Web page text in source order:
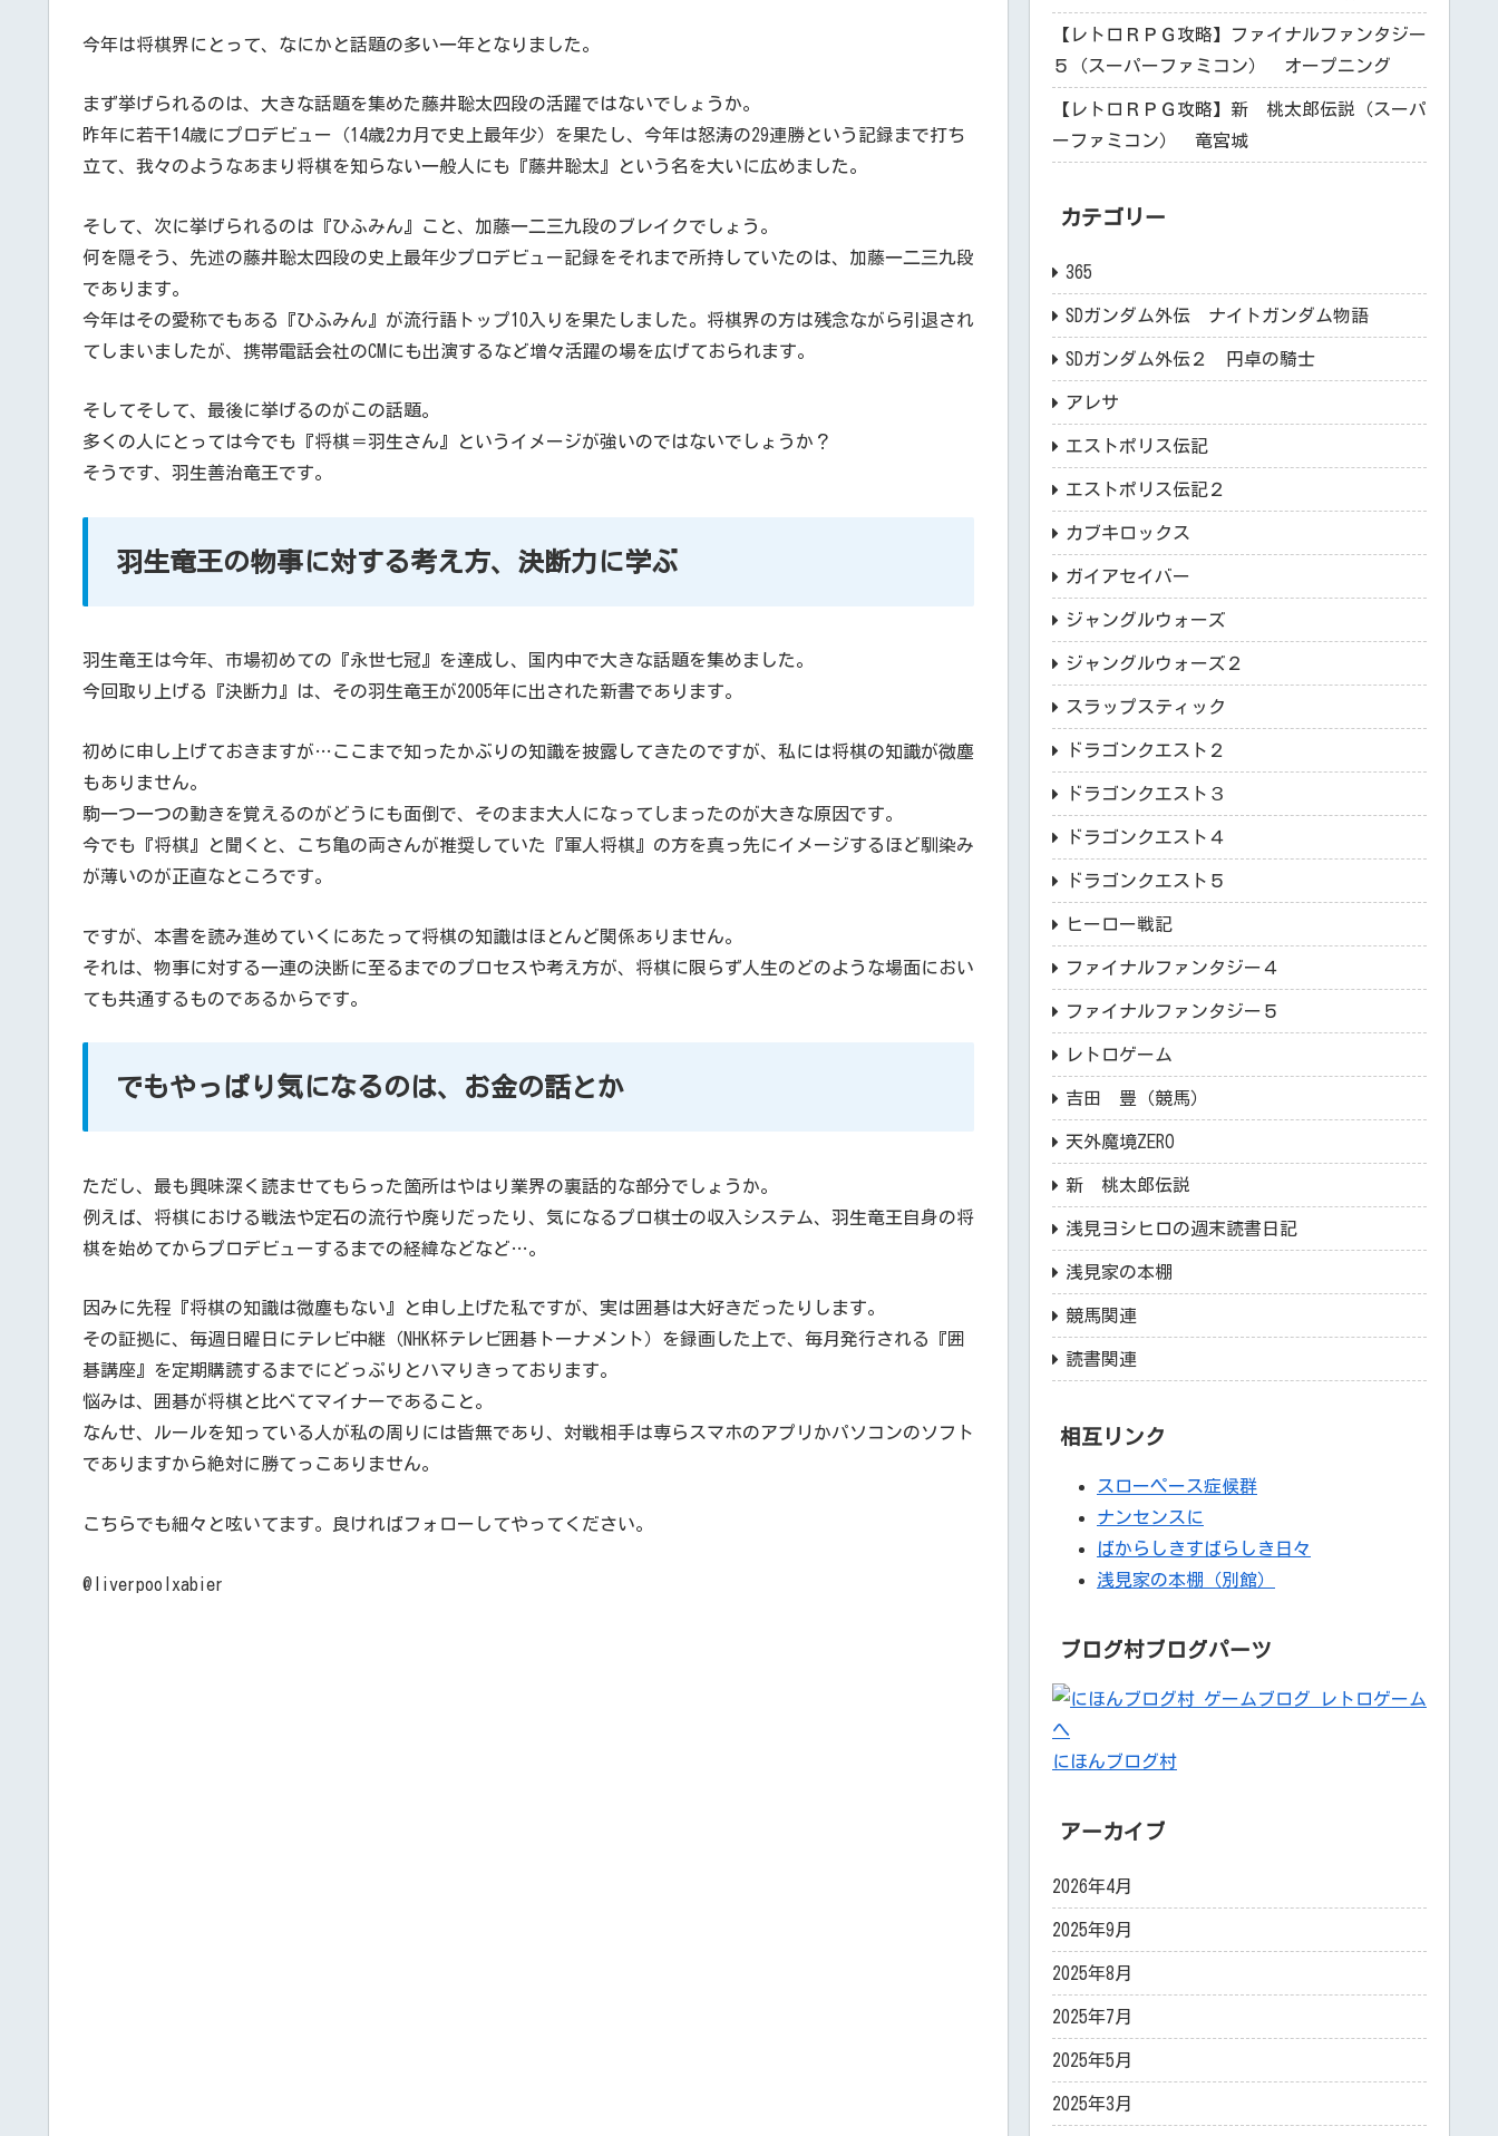
今年は将棋界にとって、なにかと話題の多い一年となりました。
まず挙げられるのは、大きな話題を集めた藤井聡太四段の活躍ではないでしょうか。
昨年に若干14歳にプロデビュー（14歳2カ月で史上最年少）を果たし、今年は怒涛の29連勝という記録まで打ち
立て、我々のようなあまり将棋を知らない一般人にも『藤井聡太』という名を大いに広めました。
そして、次に挙げられるのは『ひふみん』こと、加藤一二三九段のブレイクでしょう。
何を隠そう、先述の藤井聡太四段の史上最年少プロデビュー記録をそれまで所持していたのは、加藤一二三九段
であります。
今年はその愛称でもある『ひふみん』が流行語トップ10入りを果たしました。将棋界の方は残念ながら引退され
てしまいましたが、携帯電話会社のCMにも出演するなど増々活躍の場を広げておられます。
そしてそして、最後に挙げるのがこの話題。
多くの人にとっては今でも『将棋＝羽生さん』というイメージが強いのではないでしょうか？
そうです、羽生善治竜王です。
羽生竜王の物事に対する考え方、決断力に学ぶ
羽生竜王は今年、市場初めての『永世七冠』を達成し、国内中で大きな話題を集めました。
今回取り上げる『決断力』は、その羽生竜王が2005年に出された新書であります。
初めに申し上げておきますが…ここまで知ったかぶりの知識を披露してきたのですが、私には将棋の知識が微塵
もありません。
駒一つ一つの動きを覚えるのがどうにも面倒で、そのまま大人になってしまったのが大きな原因です。
今でも『将棋』と聞くと、こち亀の両さんが推奨していた『軍人将棋』の方を真っ先にイメージするほど馴染み
が薄いのが正直なところです。
ですが、本書を読み進めていくにあたって将棋の知識はほとんど関係ありません。
それは、物事に対する一連の決断に至るまでのプロセスや考え方が、将棋に限らず人生のどのような場面におい
ても共通するものであるからです。
でもやっぱり気になるのは、お金の話とか
ただし、最も興味深く読ませてもらった箇所はやはり業界の裏話的な部分でしょうか。
例えば、将棋における戦法や定石の流行や廃りだったり、気になるプロ棋士の収入システム、羽生竜王自身の将
棋を始めてからプロデビューするまでの経緯などなど…。
因みに先程『将棋の知識は微塵もない』と申し上げた私ですが、実は囲碁は大好きだったりします。
その証拠に、毎週日曜日にテレビ中継（NHK杯テレビ囲碁トーナメント）を録画した上で、毎月発行される『囲
碁講座』を定期購読するまでにどっぷりとハマりきっております。
悩みは、囲碁が将棋と比べてマイナーであること。
なんせ、ルールを知っている人が私の周りには皆無であり、対戦相手は専らスマホのアプリかパソコンのソフト
でありますから絶対に勝てっこありません。
こちらでも細々と呟いてます。良ければフォローしてやってください。
@liverpoolxabier
【レトロＲＰＧ攻略】ファイナルファンタジー
５（スーパーファミコン） オープニング
【レトロＲＰＧ攻略】新 桃太郎伝説（スーパ
ーファミコン） 竜宮城
カテゴリー
365
SDガンダム外伝 ナイトガンダム物語
SDガンダム外伝２ 円卓の騎士
アレサ
エストポリス伝記
エストポリス伝記２
カブキロックス
ガイアセイバー
ジャングルウォーズ
ジャングルウォーズ２
スラップスティック
ドラゴンクエスト２
ドラゴンクエスト３
ドラゴンクエスト４
ドラゴンクエスト５
ヒーロー戦記
ファイナルファンタジー４
ファイナルファンタジー５
レトロゲーム
吉田 豊（競馬）
天外魔境ZERO
新 桃太郎伝説
浅見ヨシヒロの週末読書日記
浅見家の本棚
競馬関連
読書関連
相互リンク
スローペース症候群
ナンセンスに
ばからしきすばらしき日々
浅見家の本棚（別館）
ブログ村ブログパーツ
にほんブログ村
アーカイブ
2026年4月
2025年9月
2025年8月
2025年7月
2025年5月
2025年3月